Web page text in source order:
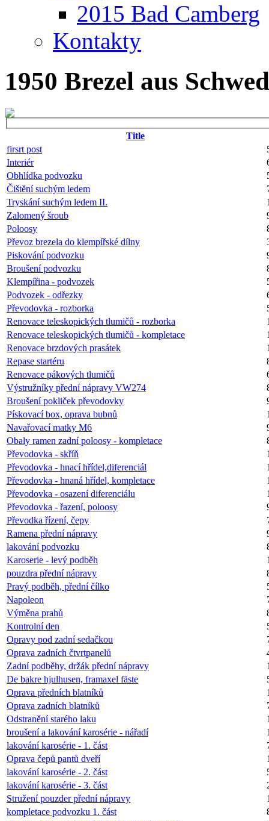
2015 Bad Camberg
Kontakty
1950 Brezel aus
Title
firsrt post
Interiér
Obhlídka podvozku
Čištění suchým ledem
Tryskání suchým ledem II.
Zalomený šroub
Poloosy
Převoz brezela do klempířské dílny
Piskování podvozku
Broušení podvozku
Klempířina - podvozek
Podvozek - odřezky
Převodovka - rozborka
Renovace teleskopických tlumičů - rozborka
Renovace teleskopických tlumičů - kompletace
Renovace brzdových prasátek
Repase startéru
Renovace pákových tlumičů
Výstružníky přední nápravy VW274
Broušení pokliček převodovky
Pískovací box, oprava bubnů
Navařovací matky M6
Obaly ramen zadní poloosy - kompletace
Převodovka - skříň
Převodovka - hnací hřídel,diferenciál
Převodovka - hnaná hřídel, kompletace
Převodovka - osazení diferenciálu
Převodovka - řazení, poloosy
Převodka řízení, čepy
Ramena přední nápravy
lakování podvozku
Karoserie - levý podběh
pouzdra přední nápravy
Pravý podběh, přední čílko
Napoleon
Výměna prahů
Kontrolní den
Opravy pod zadní sedačkou
Oprava zadních čtvrtpanelů
Zadní podběhy, držák přední nápravy
De bakre hjulhusen, framaxel fäste
Oprava předních blatníků
Oprava zadních blatníků
Odstranění starého laku
broušení a lakování karosérie - nářadí
lakování karosérie - 1. část
Oprava čepů pantů dveří
lakování karosérie - 2. část
lakování karosérie - 3. část
Stružení pouzder přední nápravy
kompletace podvozku 1. část